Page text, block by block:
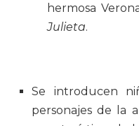
hermosa
Julieta.
Se introducen
personajes de la